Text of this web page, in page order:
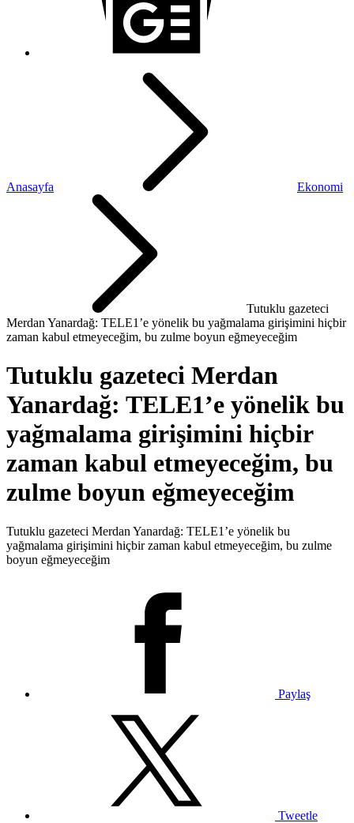
Anasayfa Ekonomi
Tutuklu gazeteci
Merdan Yanardağ: TELE1’e yönelik bu yağmalama girişimini hiçbir
zaman kabul etmeyeceğim, bu zulme boyun eğmeyeceğim
Tutuklu gazeteci Merdan
Yanardağ: TELE1’e yönelik bu
yağmalama girişimini hiçbir
zaman kabul etmeyeceğim, bu
zulme boyun eğmeyeceğim
Tutuklu gazeteci Merdan Yanardağ: TELE1’e yönelik bu
yağmalama girişimini hiçbir zaman kabul etmeyeceğim, bu zulme
boyun eğmeyeceğim
Paylaş
Tweetle